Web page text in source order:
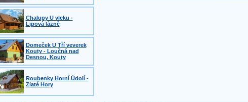
Chalupy U vleku -
Lipová lázně
Domeček U Tří veverek
Kouty - Loučná nad
Desnou, Kouty
Roubenky Horní Údolí -
Zlaté Hory